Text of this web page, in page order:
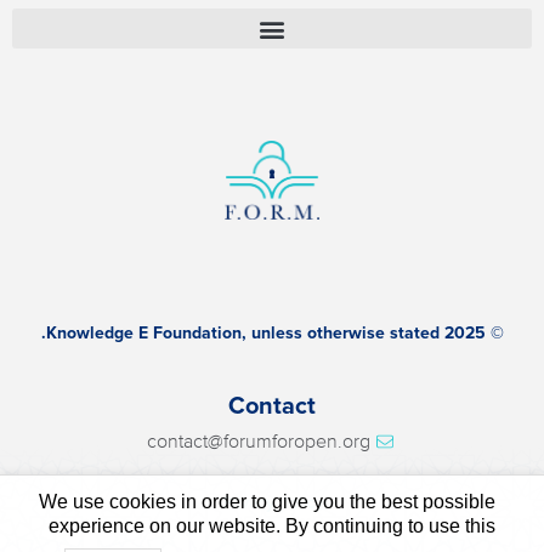
© 2025 Knowledge E Foundation, unless otherwise stated.
Contact
contact@forumforopen.org
Privacy policy
We use cookies in order to give you the best possible
experience on our website. By continuing to use this